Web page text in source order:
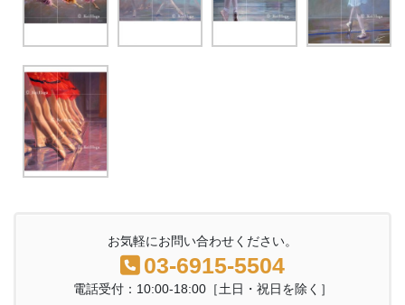
お気軽にお問い合わせください。
03-6915-5504
電話受付：10:00-18:00［土日・祝日を除く］